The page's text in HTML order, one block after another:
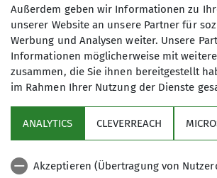
Jubiläum feiert, werden wir uns
einfallen lassen!
Sektion
Außerdem geben wir Informationen zu
unserer Website an unsere Partner für
Werbung und Analysen weiter. Unsere
Informationen möglicherweise mit
zusammen, die Sie ihnen bereitgestellt
im Rahmen Ihrer Nutzung der Dienste
ANALYTICS CLEVERREACH
Akzeptieren (Übertragung von